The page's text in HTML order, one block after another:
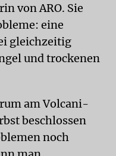
von ARO. Sie
eine
gleichzeitig
und trockenen
am Volcani-
beschlossen
noch